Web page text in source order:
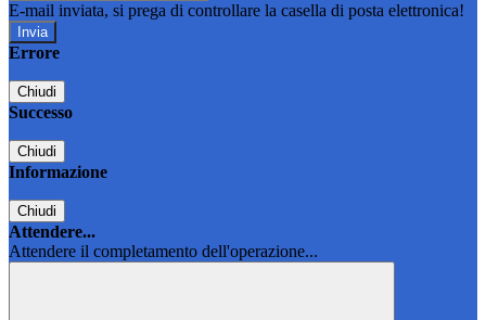
E-mail inviata, si prega di controllare la casella di posta elettronica!
Errore
Chiudi
Successo
Chiudi
Informazione
Chiudi
Attendere...
Attendere il completamento dell'operazione...